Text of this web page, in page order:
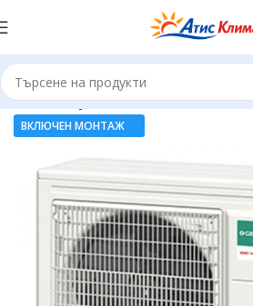
Начало Мултисплит системи
ВКЛЮЧЕН МОНТАЖ